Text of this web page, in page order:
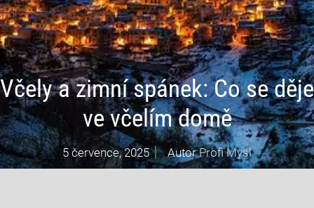
Včely a zimní spánek: Co se děje
ve včelím domě
5 července, 2025 AutorProfi Mysl